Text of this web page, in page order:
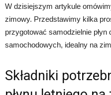
W dzisiejszym artykule
zimowy. Przedstawimy kilka
przygotować samodzielnie
samochodowych, idealny na
Składniki